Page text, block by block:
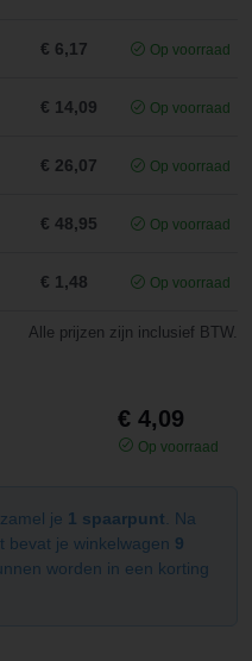
€ 6,17 Op voorraad
€ 14,09 Op voorraad
€ 26,07 Op voorraad
€ 48,95 Op voorraad
€ 1,48 Op voorraad
Alle prijzen zijn inclusief BTW.
€ 4,09
Op voorraad
je 1 spaarpunt . Na
bevat je winkelwagen 9
worden in een korting